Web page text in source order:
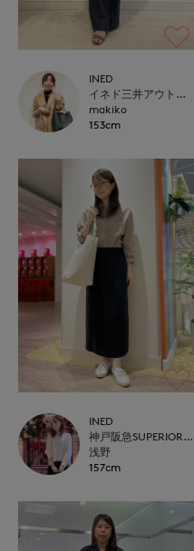
INED
イネド三井アウトレットパーク多摩南大沢店
makiko
153cm
INED
神戸阪急SUPERIORCLOSET
浅野
157cm